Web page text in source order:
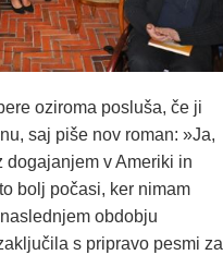
oziroma posluša, če ji
saj piše nov roman: »Ja,
dogajanjem v Ameriki in
bolj počasi, ker nimam
obdobju
s pripravo pesmi za